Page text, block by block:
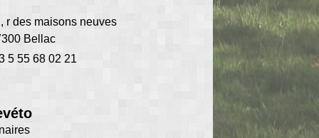
r des maisons neuves
Bellac
5 55 68 02 21